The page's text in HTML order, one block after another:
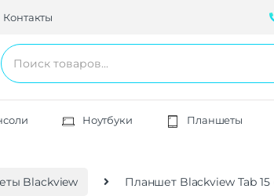
Контакты
Ноутбуки Планшеты
Blackview Планшет Blackview Tab 15